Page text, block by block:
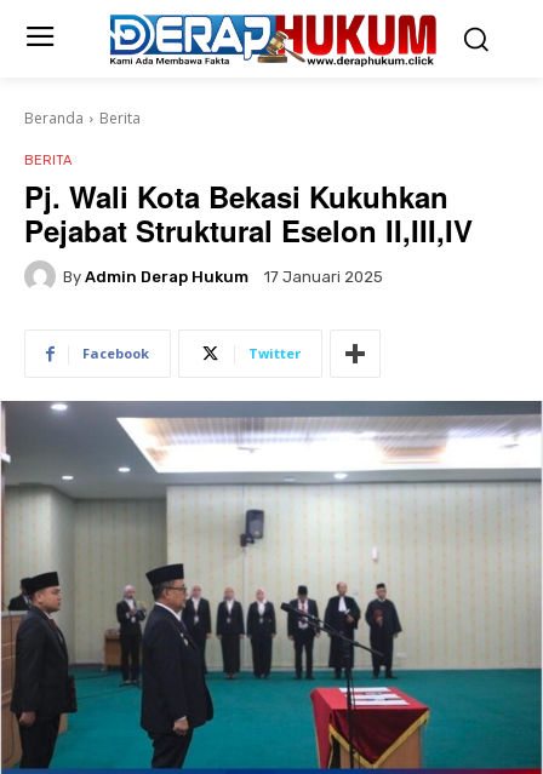
Beranda Berita
BERITA
Pj. Wali Kota Bekasi Kukuhkan
Pejabat Struktural Eselon II,III,IV
By Admin Derap Hukum 17 Januari 2025
Facebook Twitter